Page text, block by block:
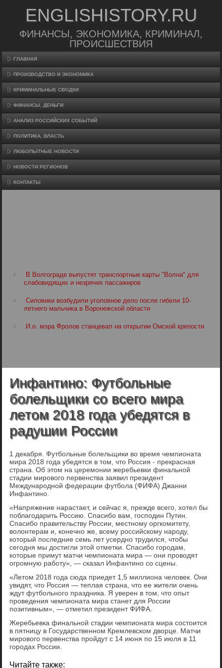
ENGLISHISTORY.RU
ФИНАНСЫ, ЭКОНОМИКА, КРИМИНАЛ,
ПРОИСШЕСТВИЯ
ГЛАВНАЯ
ПРОИЗВΟДСТВО И ЭКОНОМИКА
КРИМИНАЛЬНЫЕ СВОДКИ
ФИНАНСЫ, ДЕНЬГИ
АНАЛИЗ РОССИЙСКИХ СОБЫТИЙ
ПОЛИТИКА, ВЛАСТЬ
ЛЮБОПЫТНЫЕ НОВОСТИ
НОВОСТИ РЕГИОНОВ
КОНТАКТЫ
В Волгограде выпустят транспортные карты "Волна" для
слабовидящих и незрячих пассажиров
Силовики возбудили уголовное дело после гибели 10-
летнего мальчика в Воронежской области
И.о. мэра Фролов станцевал на открытии Омской крепости
Инфантино: Футбольные
болельщики со всего мира
летом 2018 года убедятся в
радушии России
1 декабря. Футбольные болельщики во время чемпионата
мира 2018 года убедятся в том, что Россия - прекрасная
страна. Об этом на церемонии жеребьевки финальной
стадии мирового первенства заявил президент
Международной федерации футбола (ФИФА) Джанни
Инфантино.
«Напряжение нарастает, и сейчас я, прежде всего, хотел бы
поблагодарить Россию. Спасибо вам, господин Путин.
Спасибо правительству России, местному оргкомитету,
волонтерам и, конечно же, всему российскому народу,
который последние семь лет усердно трудился, чтобы
сегодня мы достигли этой отметки. Спасибо городам,
которые примут матчи чемпионата мира — они проводят
огромную работу», — сказал Инфантино со сцены.
«Летом 2018 года сюда приедет 1,5 миллиона человек. Они
увидят, что Россия — теплая страна, что ее жители очень
ждут футбольного праздника. Я уверен в том, что опыт
проведения чемпионата мира станет для России
позитивным», — отметил президент ФИФА.
Жеребьевка финальной стадии чемпионата мира состоится
в пятницу в Государственном Кремлевском дворце. Матчи
мирового первенства пройдут с 14 июня по 15 июля в 11
городах России.
Читайте также: